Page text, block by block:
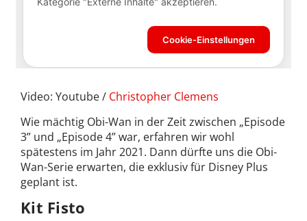
Video: Youtube / Christopher Clemens
Wie mächtig Obi-Wan in der Zeit zwischen „Episode
3” und „Episode 4” war, erfahren wir wohl
spätestens im Jahr 2021. Dann dürfte uns die Obi-
Wan-Serie erwarten, die exklusiv für Disney Plus
geplant ist.
Kit Fisto